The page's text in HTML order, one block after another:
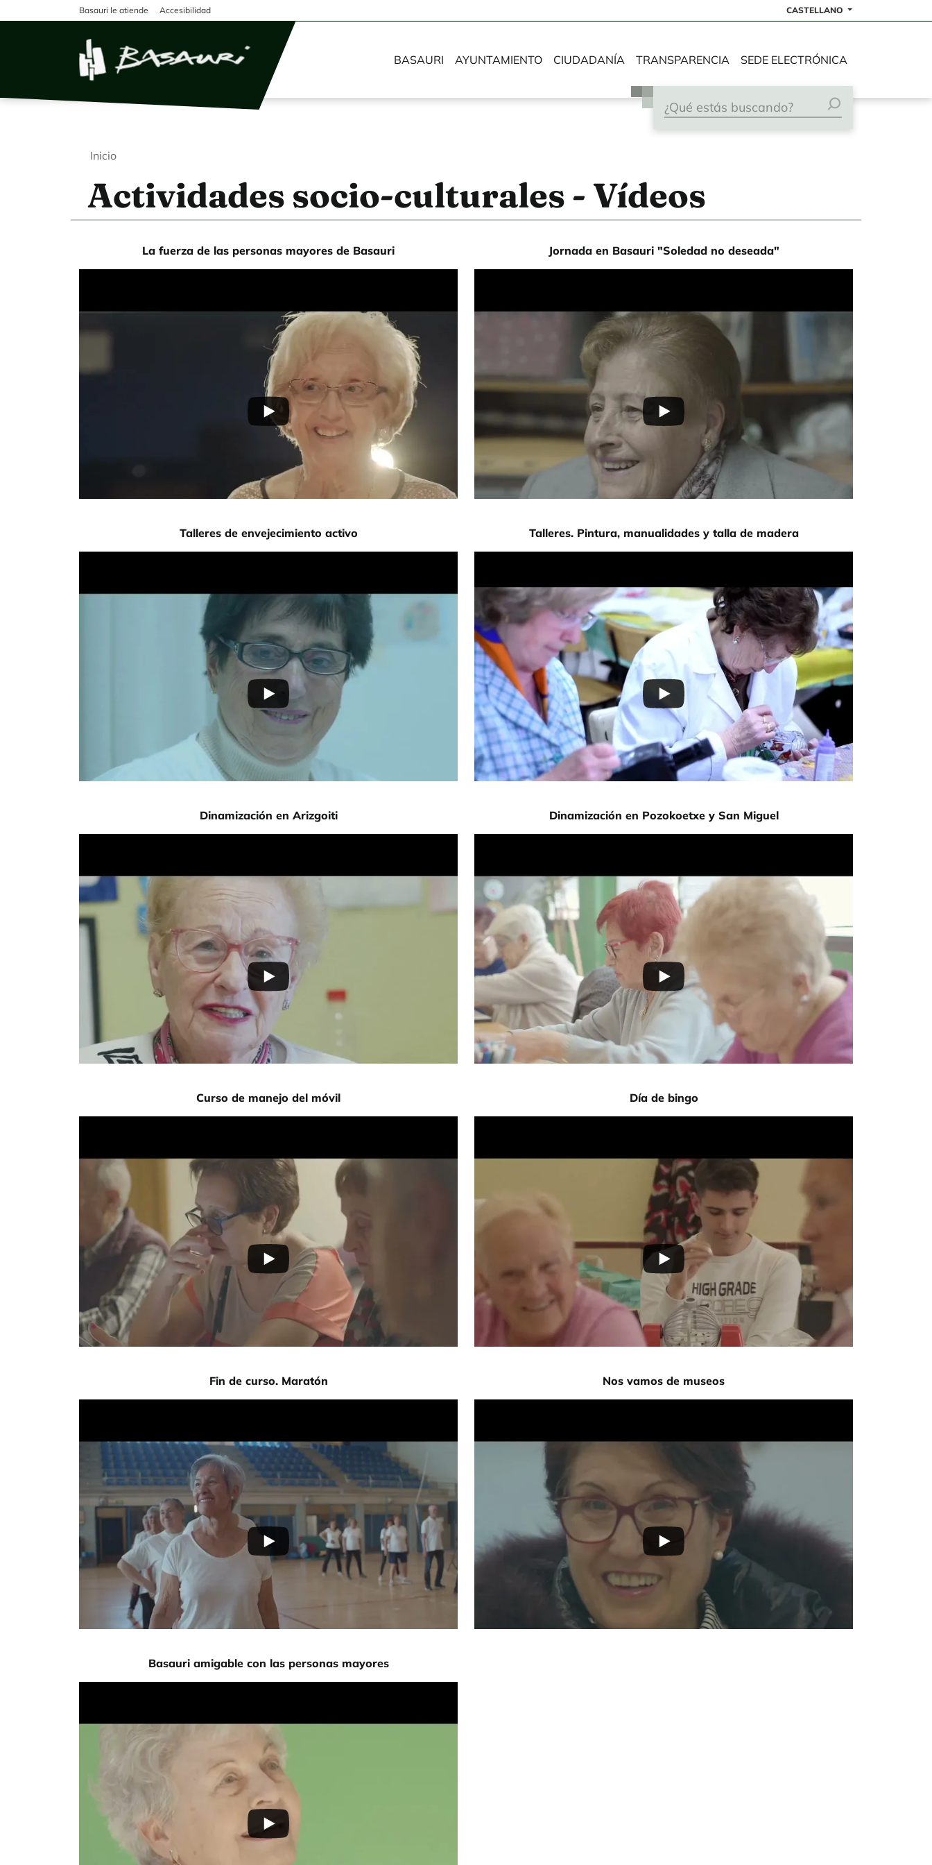
Pasar al contenido principal
Basauri le atiende Accesibilidad CASTELLANO
BASAURI AYUNTAMIENTO CIUDADANÍA TRANSPARENCIA SEDE ELECTRÓNICA
Inicio
Actividades socio-culturales - Vídeos
La fuerza de las personas mayores de Basauri
Jornada en Basauri "Soledad no deseada"
Talleres de envejecimiento activo
Talleres. Pintura, manualidades y talla de madera
Dinamización en Arizgoiti
Dinamización en Pozokoetxe y San Miguel
Curso de manejo del móvil
Día de bingo
Fin de curso. Maratón
Nos vamos de museos
Basauri amigable con las personas mayores